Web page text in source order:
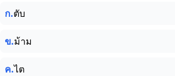
ก.ตับ
ข.ม้าม
ค.ไต